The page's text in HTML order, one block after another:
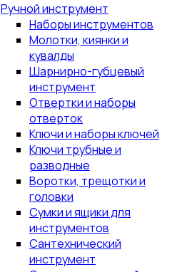
Ручной инструмент
Наборы инструментов
Молотки, киянки и
кувалды
Шарнирно-губцевый
инструмент
Отвертки и наборы
отверток
Ключи и наборы ключей
Ключи трубные и
разводные
Воротки, трещотки и
головки
Сумки и ящики для
инструментов
Сантехнический
инструмент